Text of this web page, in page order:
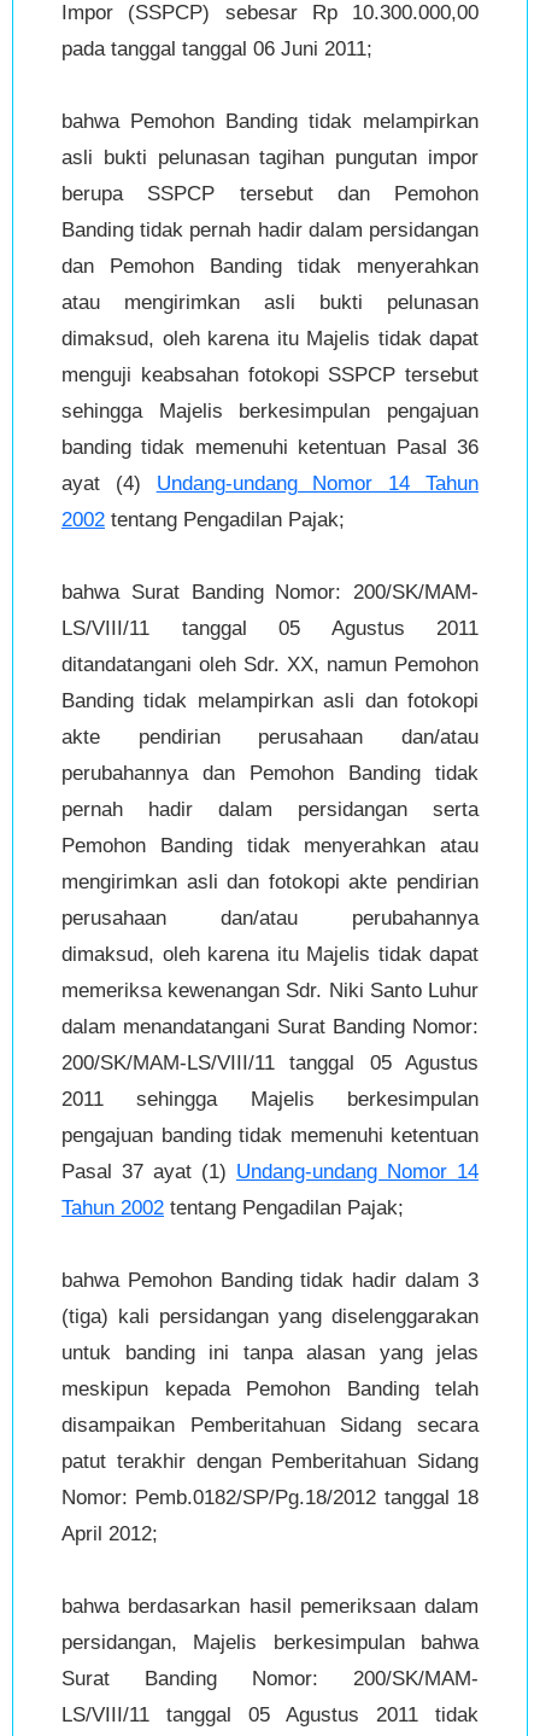
Impor (SSPCP) sebesar Rp 10.300.000,00
pada tanggal tanggal 06 Juni 2011;
bahwa Pemohon Banding tidak melampirkan
asli bukti pelunasan tagihan pungutan impor
berupa SSPCP tersebut dan Pemohon
Banding tidak pernah hadir dalam persidangan
dan Pemohon Banding tidak menyerahkan
atau mengirimkan asli bukti pelunasan
dimaksud, oleh karena itu Majelis tidak dapat
menguji keabsahan fotokopi SSPCP tersebut
sehingga Majelis berkesimpulan pengajuan
banding tidak memenuhi ketentuan Pasal 36
ayat (4) Undang-undang Nomor 14 Tahun
2002 tentang Pengadilan Pajak;
bahwa Surat Banding Nomor: 200/SK/MAM-
LS/VIII/11 tanggal 05 Agustus 2011
ditandatangani oleh Sdr. XX, namun Pemohon
Banding tidak melampirkan asli dan fotokopi
akte pendirian perusahaan dan/atau
perubahannya dan Pemohon Banding tidak
pernah hadir dalam persidangan serta
Pemohon Banding tidak menyerahkan atau
mengirimkan asli dan fotokopi akte pendirian
perusahaan dan/atau perubahannya
dimaksud, oleh karena itu Majelis tidak dapat
memeriksa kewenangan Sdr. Niki Santo Luhur
dalam menandatangani Surat Banding Nomor:
200/SK/MAM-LS/VIII/11 tanggal 05 Agustus
2011 sehingga Majelis berkesimpulan
pengajuan banding tidak memenuhi ketentuan
Pasal 37 ayat (1) Undang-undang Nomor 14
Tahun 2002 tentang Pengadilan Pajak;
bahwa Pemohon Banding tidak hadir dalam 3
(tiga) kali persidangan yang diselenggarakan
untuk banding ini tanpa alasan yang jelas
meskipun kepada Pemohon Banding telah
disampaikan Pemberitahuan Sidang secara
patut terakhir dengan Pemberitahuan Sidang
Nomor: Pemb.0182/SP/Pg.18/2012 tanggal 18
April 2012;
bahwa berdasarkan hasil pemeriksaan dalam
persidangan, Majelis berkesimpulan bahwa
Surat Banding Nomor: 200/SK/MAM-
LS/VIII/11 tanggal 05 Agustus 2011 tidak